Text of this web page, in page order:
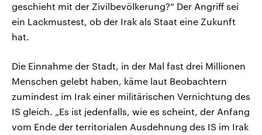
geschieht mit der Zivilbevölkerung?“ Der Angriff sei
ein Lackmustest, ob der Irak als Staat eine Zukunft
hat.
Die Einnahme der Stadt, in der Mal fast drei Millionen
Menschen gelebt haben, käme laut Beobachtern
zumindest im Irak einer militärischen Vernichtung des
IS gleich. „Es ist jedenfalls, wie es scheint, der Anfang
vom Ende der territorialen Ausdehnung des IS im Irak